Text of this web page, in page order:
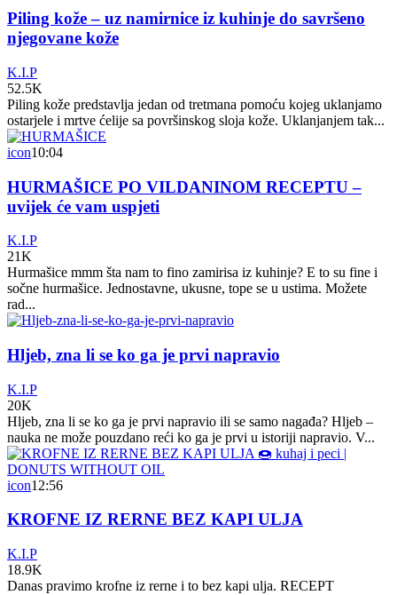
Piling kože – uz namirnice iz kuhinje do savršeno
njegovane kože
K.I.P
52.5K
Piling kože predstavlja jedan od tretmana pomoću kojeg uklanjamo
ostarjele i mrtve ćelije sa površinskog sloja kože. Uklanjanjem tak...
icon10:04
HURMAŠICE PO VILDANINOM RECEPTU –
uvijek će vam uspjeti
K.I.P
21K
Hurmašice mmm šta nam to fino zamirisa iz kuhinje? E to su fine i
sočne hurmašice. Jednostavne, ukusne, tope se u ustima. Možete
rad...
Hljeb, zna li se ko ga je prvi napravio
K.I.P
20K
Hljeb, zna li se ko ga je prvi napravio ili se samo nagađa? Hljeb –
nauka ne može pouzdano reći ko ga je prvi u istoriji napravio. V...
icon12:56
KROFNE IZ RERNE BEZ KAPI ULJA
K.I.P
18.9K
Danas pravimo krofne iz rerne i to bez kapi ulja. RECEPT